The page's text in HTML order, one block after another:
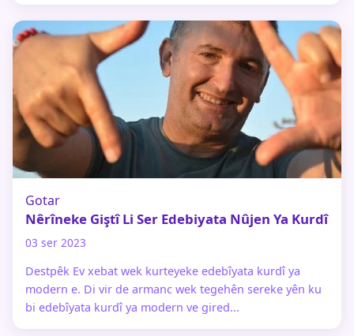
Gotar
Nêrîneke Giştî Li Ser Edebiyata Nûjen Ya Kurdî
03 ser 2023
Destpêk Ev xebat wek kurteyeke edebîyata kurdî ya
modern e. Di vir de armanc wek tegehên sereke yên ku
bi edebîyata kurdî ya modern ve gired...